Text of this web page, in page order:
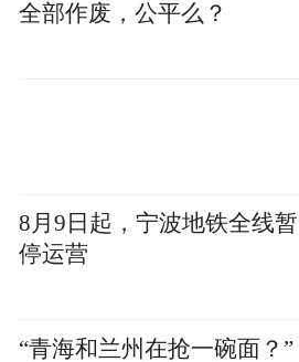
全部作废，公平么？
8月9日起，宁波地铁全线暂
停运营
“青海和兰州在抢一碗面？”